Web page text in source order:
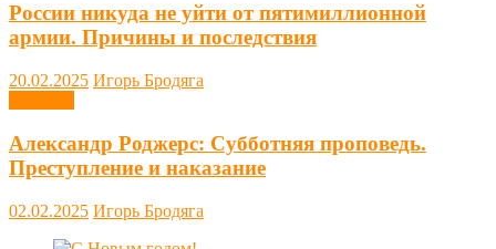
России никуда не уйти от пятимиллионной
армии. Причины и последствия
20.02.2025 Игорь Бродяга
Александр Роджерс: Субботняя проповедь.
Преступление и наказание
02.02.2025 Игорь Бродяга